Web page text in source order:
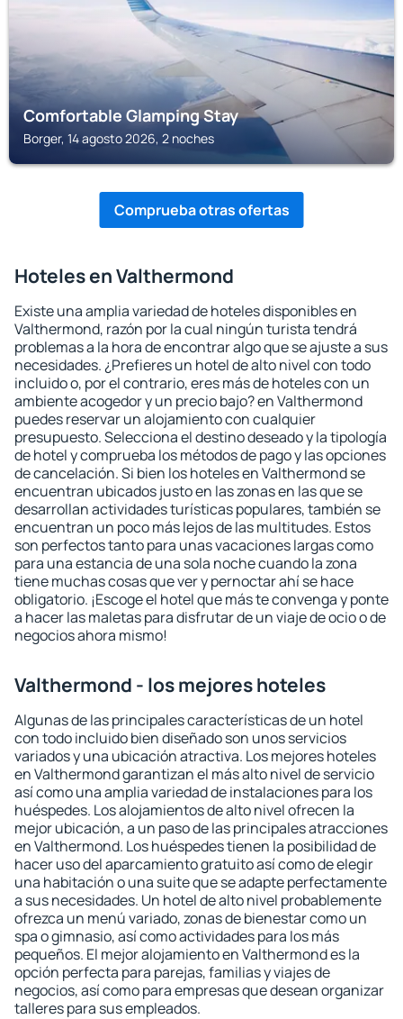
Comfortable Glamping Stay
Borger, 14 agosto 2026, 2 noches
Comprueba otras ofertas
Hoteles en Valthermond
Existe una amplia variedad de hoteles disponibles en
Valthermond, razón por la cual ningún turista tendrá
problemas a la hora de encontrar algo que se ajuste a sus
necesidades. ¿Prefieres un hotel de alto nivel con todo
incluido o, por el contrario, eres más de hoteles con un
ambiente acogedor y un precio bajo? en Valthermond
puedes reservar un alojamiento con cualquier
presupuesto. Selecciona el destino deseado y la tipología
de hotel y comprueba los métodos de pago y las opciones
de cancelación. Si bien los hoteles en Valthermond se
encuentran ubicados justo en las zonas en las que se
desarrollan actividades turísticas populares, también se
encuentran un poco más lejos de las multitudes. Estos
son perfectos tanto para unas vacaciones largas como
para una estancia de una sola noche cuando la zona
tiene muchas cosas que ver y pernoctar ahí se hace
obligatorio. ¡Escoge el hotel que más te convenga y ponte
a hacer las maletas para disfrutar de un viaje de ocio o de
negocios ahora mismo!
Valthermond - los mejores hoteles
Algunas de las principales características de un hotel
con todo incluido bien diseñado son unos servicios
variados y una ubicación atractiva. Los mejores hoteles
en Valthermond garantizan el más alto nivel de servicio
así como una amplia variedad de instalaciones para los
huéspedes. Los alojamientos de alto nivel ofrecen la
mejor ubicación, a un paso de las principales atracciones
en Valthermond. Los huéspedes tienen la posibilidad de
hacer uso del aparcamiento gratuito así como de elegir
una habitación o una suite que se adapte perfectamente
a sus necesidades. Un hotel de alto nivel probablemente
ofrezca un menú variado, zonas de bienestar como un
spa o gimnasio, así como actividades para los más
pequeños. El mejor alojamiento en Valthermond es la
opción perfecta para parejas, familias y viajes de
negocios, así como para empresas que desean organizar
talleres para sus empleados.